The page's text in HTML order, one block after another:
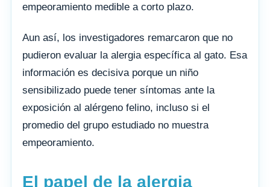
empeoramiento medible a corto plazo.
Aun así, los investigadores remarcaron que no
pudieron evaluar la alergia específica al gato. Esa
información es decisiva porque un niño
sensibilizado puede tener síntomas ante la
exposición al alérgeno felino, incluso si el
promedio del grupo estudiado no muestra
empeoramiento.
El papel de la alergia